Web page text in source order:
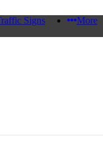
Signs More